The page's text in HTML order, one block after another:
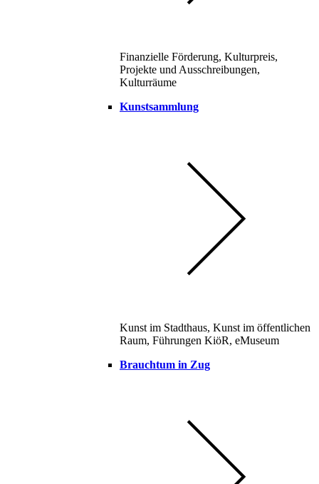
Finanzielle Förderung, Kulturpreis,
Projekte und Ausschreibungen,
Kulturräume
Kunstsammlung
Kunst im Stadthaus, Kunst im öffentlichen
Raum, Führungen KiöR, eMuseum
Brauchtum in Zug